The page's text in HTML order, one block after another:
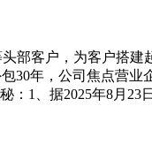
客户，为客户搭建
30年，公司焦点营业
1、据2025年8月